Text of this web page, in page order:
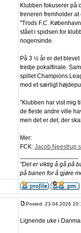
Klubben fokuserer på
treneren fremholder
"Trods F.C.
stået i spidsen for
nogensinde.
På 3 ½ år er det
tredje pokalfinale.
spillet Champions
med et særligt
”Klubben har vist mig
de fleste andre ville
men det er det, der
Mer:
FCK: Jacob Neestrup
"Det er viktig å gå på
på banen for å gjøre
Posted: 23.04.2026
Lignende uke i